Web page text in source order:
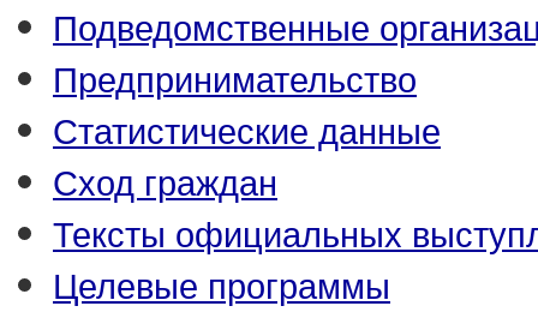
Подведомственные
Предпринимательство
Статистические данные
Сход граждан
Тексты официальных
Целевые программы